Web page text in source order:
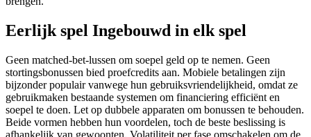
Eerlijk spel Ingebouwd in elk spel
Geen matched-bet-lussen om soepel geld op te nemen. Geen
stortingsbonussen bied proefcredits aan. Mobiele betalingen zijn
bijzonder populair vanwege hun gebruiksvriendelijkheid, omdat ze
gebruikmaken bestaande systemen om financiering efficiënt en
soepel te doen. Let op dubbele apparaten om bonussen te behouden.
Beide vormen hebben hun voordelen, toch de beste beslissing is
afhankelijk van gewoonten. Volatiliteit per fase omschakelen om de